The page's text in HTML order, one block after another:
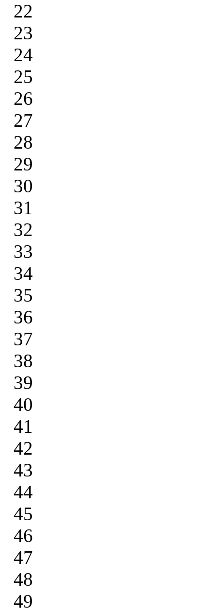
22
23
24
25
26
27
28
29
30
31
32
33
34
35
36
37
38
39
40
41
42
43
44
45
46
47
48
49